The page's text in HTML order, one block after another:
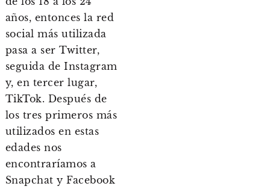
años, entonces la red
social más utilizada
pasa a ser Twitter,
seguida de Instagram
y, en tercer lugar,
TikTok. Después de
los tres primeros más
utilizados en estas
edades nos
encontraríamos a
Snapchat y Facebook